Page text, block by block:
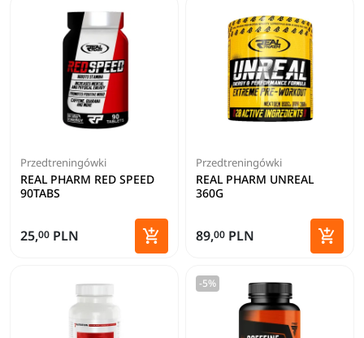
Przedtreningówki
REAL PHARM RED SPEED
90TABS
25,00 PLN 
Dodaj do koszyka
Przedtreningówki
REAL PHARM UNREAL
360G
89,00 PLN 
-5%